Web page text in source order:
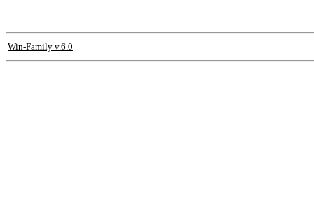
Win-Family v.6.0